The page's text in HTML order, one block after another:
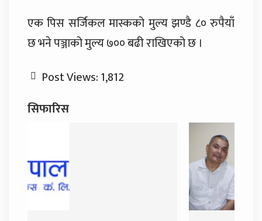
एक पिस सर्जिकल मास्कको मुल्य झण्डै ८० रुपैयाँ
छ भने पञ्जाको मुल्य ७०० बढी राखिएको छ ।
Post Views:1,812
सिफारिस